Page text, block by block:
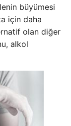
büyümesi
için daha
olan diğer
alkol